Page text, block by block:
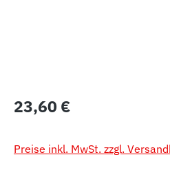
Regulärer Preis:
23,60 €
Preise inkl. MwSt. zzgl.